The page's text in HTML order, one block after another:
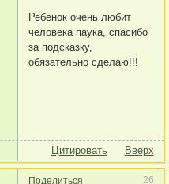
Ребенок очень любит
человека паука, спасибо
за подсказку,
обязательно сделаю!!!
Цитировать Вверх
Поделиться
26